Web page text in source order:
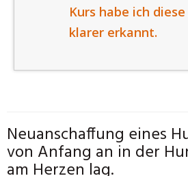
Kurs habe ich
klarer erkannt.
Neuanschaffung eines
von Anfang an in der
am Herzen lag.